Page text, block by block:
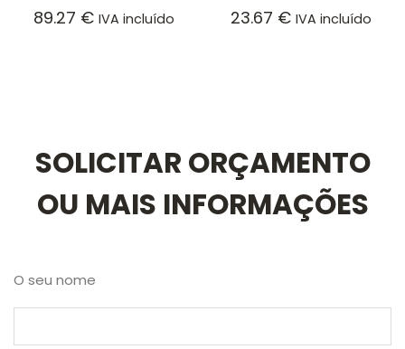
89.27 € IVA incluído 23.67 € IVA incluído
SOLICITAR ORÇAMENTO
OU MAIS INFORMAÇÕES
O seu nome